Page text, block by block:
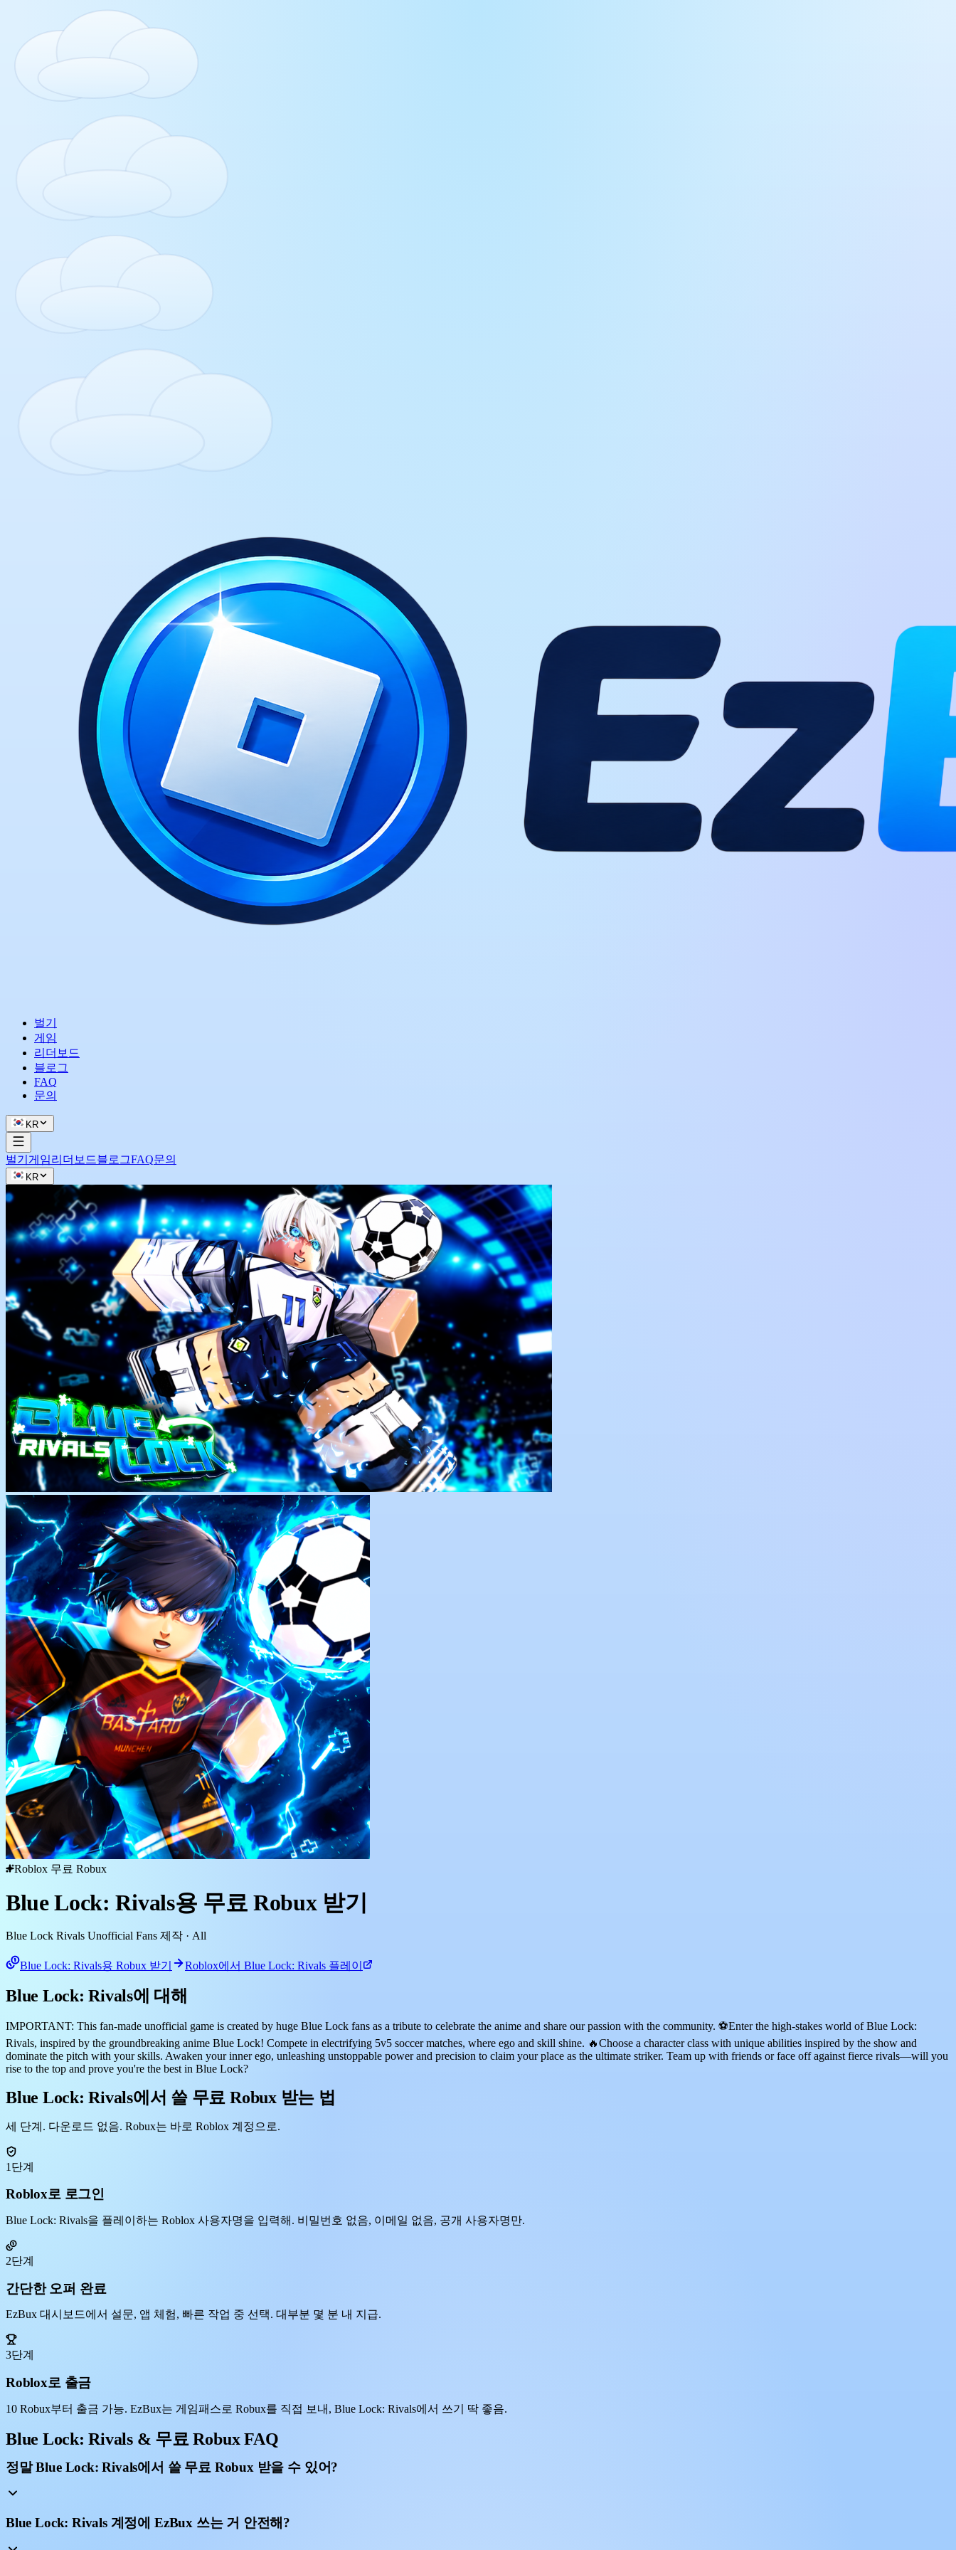
벌기
게임
리더보드
블로그
FAQ
문의
KR
벌기 게임리더보드블로그FAQ문의
KR
Roblox 무료 Robux
Blue Lock: Rivals용 무료 Robux 받기
Blue Lock Rivals Unofficial Fans 제작 · All
Blue Lock: Rivals용 Robux 받기 Roblox에서 Blue Lock: Rivals 플레이
Blue Lock: Rivals에 대해
IMPORTANT: This fan-made unofficial game is created by huge Blue Lock fans as a tribute to celebrate the anime and share our passion with the community. ⚽Enter the high-stakes world of Blue Lock:
Rivals, inspired by the groundbreaking anime Blue Lock! Compete in electrifying 5v5 soccer matches, where ego and skill shine. 🔥Choose a character class with unique abilities inspired by the show and
dominate the pitch with your skills. Awaken your inner ego, unleashing unstoppable power and precision to claim your place as the ultimate striker. Team up with friends or face off against fierce rivals—will you
rise to the top and prove you're the best in Blue Lock?
Blue Lock: Rivals에서 쓸 무료 Robux 받는 법
세 단계. 다운로드 없음. Robux는 바로 Roblox 계정으로.
1단계
Roblox로 로그인
Blue Lock: Rivals을 플레이하는 Roblox 사용자명을 입력해. 비밀번호 없음, 이메일 없음, 공개 사용자명만.
2단계
간단한 오퍼 완료
EzBux 대시보드에서 설문, 앱 체험, 빠른 작업 중 선택. 대부분 몇 분 내 지급.
3단계
Roblox로 출금
10 Robux부터 출금 가능. EzBux는 게임패스로 Robux를 직접 보내, Blue Lock: Rivals에서 쓰기 딱 좋음.
Blue Lock: Rivals & 무료 Robux FAQ
정말 Blue Lock: Rivals에서 쓸 무료 Robux 받을 수 있어?
Blue Lock: Rivals 계정에 EzBux 쓰는 거 안전해?